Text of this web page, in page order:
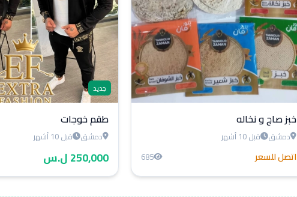
خبز صاج و نخاله
دمشق قبل 10 أشهر
اتصل للسعر 685
جديد
طقم خوجات
دمشق قبل 10 أشهر
250,000 ل.س